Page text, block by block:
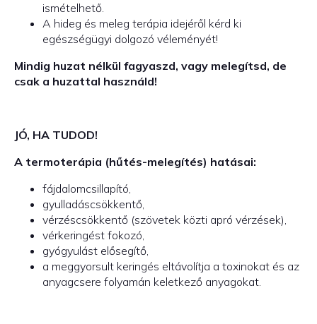
ismételhető.
A hideg és meleg terápia idejéről kérd ki
egészségügyi dolgozó véleményét!
Mindig huzat nélkül fagyaszd, vagy melegítsd, de
csak a huzattal használd!
JÓ, HA TUDOD!
A termoterápia (hűtés-melegítés) hatásai:
fájdalomcsillapító,
gyulladáscsökkentő,
vérzéscsökkentő (szövetek közti apró vérzések),
vérkeringést fokozó,
gyógyulást elősegítő,
a meggyorsult keringés eltávolítja a toxinokat és az
anyagcsere folyamán keletkező anyagokat.